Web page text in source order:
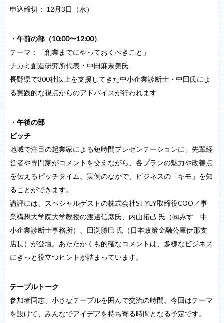
申込締切： 12月3日（水）
・午前の部（10:00〜12:00）
テーマ：「創業までにやっておくべきこと」
ナカミ創造研究所代表・中田麻奈美氏
長野県で300社以上を支援してきた中小企業診断士・中田氏によ
る実践的な視点からのアドバイスが行われます
・午後の部
ピッチ
地域で注目の起業家による短時間プレゼンテーションに、先輩経
営者や専門家がコメントを交えながら、各プランの魅力や改善点
を伝えるピッチタイム。実例のなかで、ビジネスの「キモ」を知
ることができます。
講評には、スペシャルゲストの株式会社STYLY取締役COO／事
業構想大学院大学教授の渡邊信彦氏、内山拓己 氏（㈱みすゞ中
小企業診断士事務所）、田渕勝巳 氏（日本政策金融公庫伊那支
店長）が登壇。あたたかくも的確なコメントは、多様なビジネス
にきっと役立つヒントが詰まっています。
テーブルトーク
参加者同志、小さなテーブルを囲んで交流の時間。今回はテーマ
を設けて、みんなでアイデアを持ち寄る時間となる予定です。